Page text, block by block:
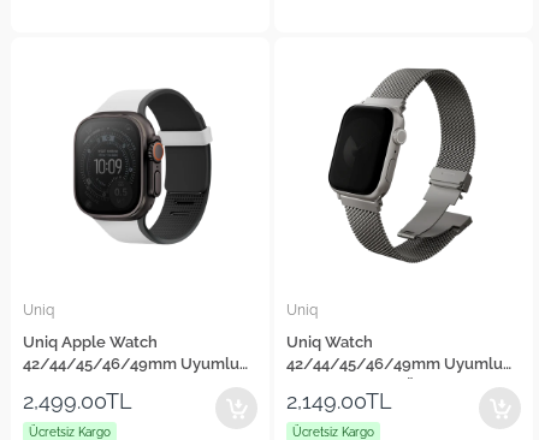
Uniq
Uniq Apple Watch
42/44/45/46/49mm Uyumlu
Revix IV Reversible Manyetik
Kordon
2,499.00TL
Ücretsiz Kargo
Uniq
Uniq Watch
42/44/45/46/49mm Uyumlu
Dante Pro Çelik Örgü Kordon
2,149.00TL
Ücretsiz Kargo